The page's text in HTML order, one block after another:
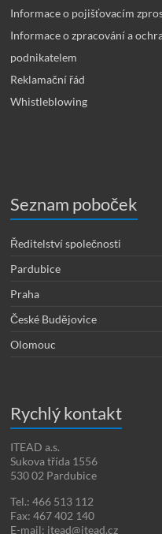
Informace o pojišťovacím
Informace o zpracování a
podnikatelem
Reklamační řád
Whistleblowing
Seznam poboček
Ředitelství společnosti
Pardubice
Praha
České Budějovice
Olomouc
Rychlý kontakt
ITEAD a.s.
Sukova třída 1556
530 02 Pardubice
Tel.: 466 513 112
Fax: 467 402 140
E-mail: itead@itead.cz